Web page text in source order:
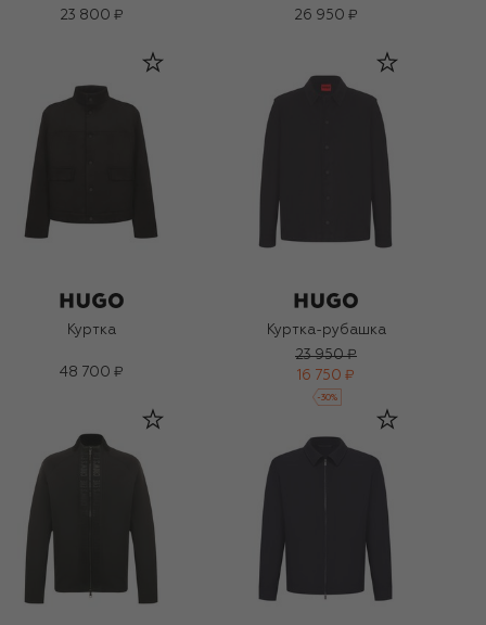
23 800 ₽
26 950 ₽
Куртка
48 700 ₽
Куртка-рубашка
23 950 ₽
16 750 ₽
-30%